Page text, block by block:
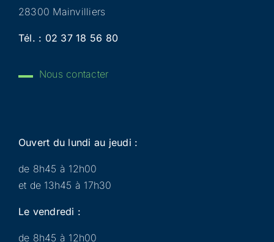
28300 Mainvilliers
Tél. : 02 37 18 56 80
Nous contacter
Ouvert du lundi au jeudi :
de 8h45 à 12h00
et de 13h45 à 17h30
Le vendredi :
de 8h45 à 12h00